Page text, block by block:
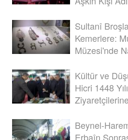
Sultanî
Kemerlere:
Müzesi'nde
Kültür ve
Hicri 1448
Beynel-
Erbaîn